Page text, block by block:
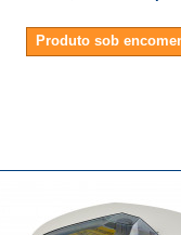
Produto sob